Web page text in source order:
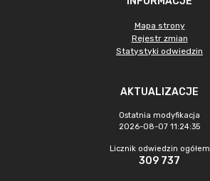
Mapa strony
Rejestr zmian
Statystyki odwiedzin
AKTUALIZACJE
Ostatnia modyfikacja
2026-08-07 11:24:35
Licznik odwiedzin ogółem
309 737